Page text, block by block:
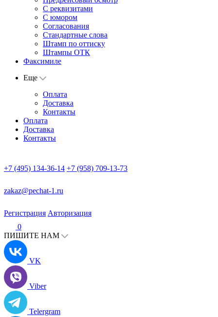
С реквизитами
С юмором
Согласования
Стандартные слова
Штамп по оттиску
Штампы ОТК
Факсимиле
Еще
Оплата
Доставка
Контакты
Оплата
Доставка
Контакты
+7 (495) 134-36-14 +7 (958) 709-13-73
zakaz@pechat-1.ru
Регистрация Авторизация
0
ПИШИТЕ НАМ
VK
Viber
Telergram